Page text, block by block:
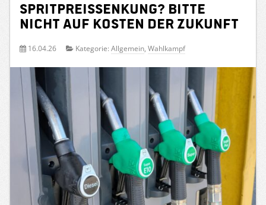
Spritpreissenkung? Bitte
nicht auf Kosten der Zukunft
16.04.26 Kategorie: Allgemein, Wahlkampf